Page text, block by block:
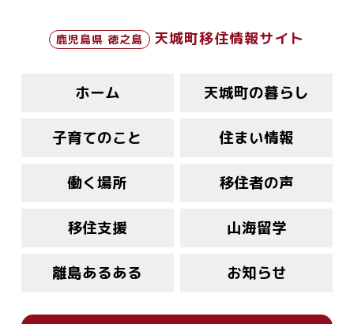
鹿児島県 徳之島 天城町移住情報サイト
ホーム 天城町の暮らし
子育てのこと 住まい情報
働く場所 移住者の声
移住支援 山海留学
離島あるある お知らせ